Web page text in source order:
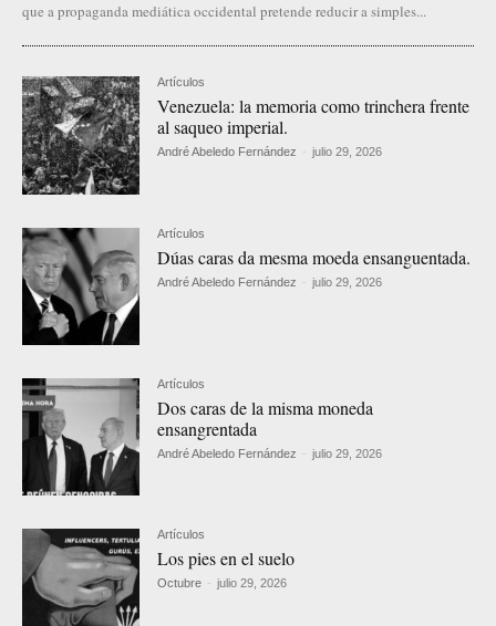
que a propaganda mediática occidental pretende reducir a simples...
Artículos
Venezuela: la memoria como trinchera frente
al saqueo imperial.
André Abeledo Fernández - julio 29, 2026
Artículos
Dúas caras da mesma moeda ensanguentada.
André Abeledo Fernández - julio 29, 2026
Artículos
Dos caras de la misma moneda
ensangrentada
André Abeledo Fernández - julio 29, 2026
Artículos
Los pies en el suelo
Octubre - julio 29, 2026